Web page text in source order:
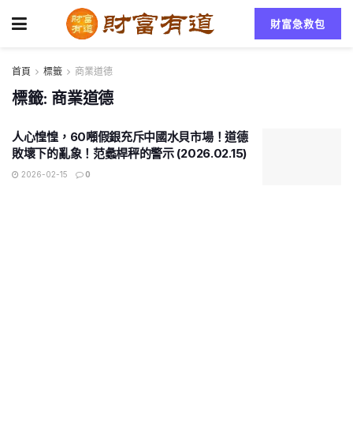
財富急救包
首頁 標籤 商業道德
標籤: 商業道德
人心惶惶，60噸假銀充斥中國水貝市場！道德
敗壞下的亂象！范蠡桿秤的警示 (2026.02.15)
2026-02-15 0